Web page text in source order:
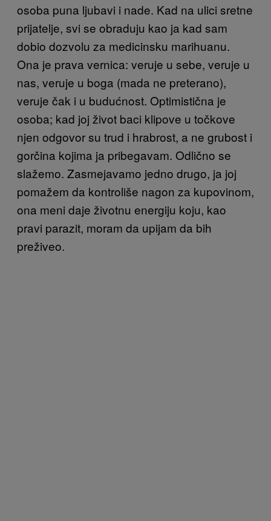
osoba puna ljubavi i nade. Kad na ulici sretne
prijatelje, svi se obraduju kao ja kad sam
dobio dozvolu za medicinsku marihuanu.
Ona je prava vernica: veruje u sebe, veruje u
nas, veruje u boga (mada ne preterano),
veruje čak i u budućnost. Optimistična je
osoba; kad joj život baci klipove u točkove
njen odgovor su trud i hrabrost, a ne grubost i
gorčina kojima ja pribegavam. Odlično se
slažemo. Zasmejavamo jedno drugo, ja joj
pomažem da kontroliše nagon za kupovinom,
ona meni daje životnu energiju koju, kao
pravi parazit, moram da upijam da bih
preživeo.